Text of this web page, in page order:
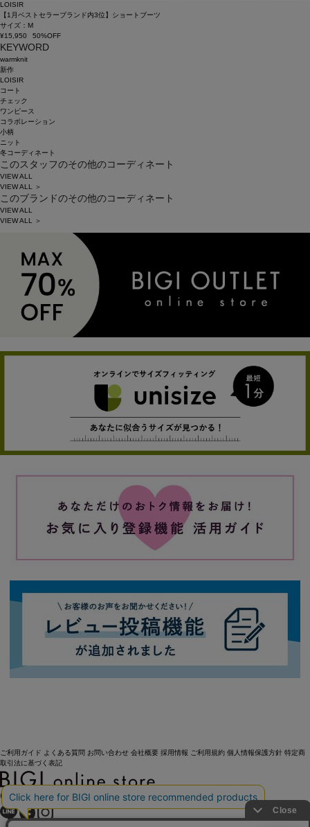
LOISIR
【1月ベストセラーブランド内3位】ショートブーツ
サイズ：M
¥15,950
50%OFF
KEYWORD
warmknit
新作
LOISIR
コート
チェック
ワンピース
コラボレーション
小柄
ニット
冬コーディネート
このスタッフのその他のコーディネート
VIEW ALL
VIEW ALL ＞
このブランドのその他のコーディネート
VIEW ALL
VIEW ALL ＞
ご利用ガイド よくある質問 お問い合わせ 会社概要 採用情報 ご利用規約 個人情報保護方針 特定商
取引法に基づく表記
OFFICIAL SNS